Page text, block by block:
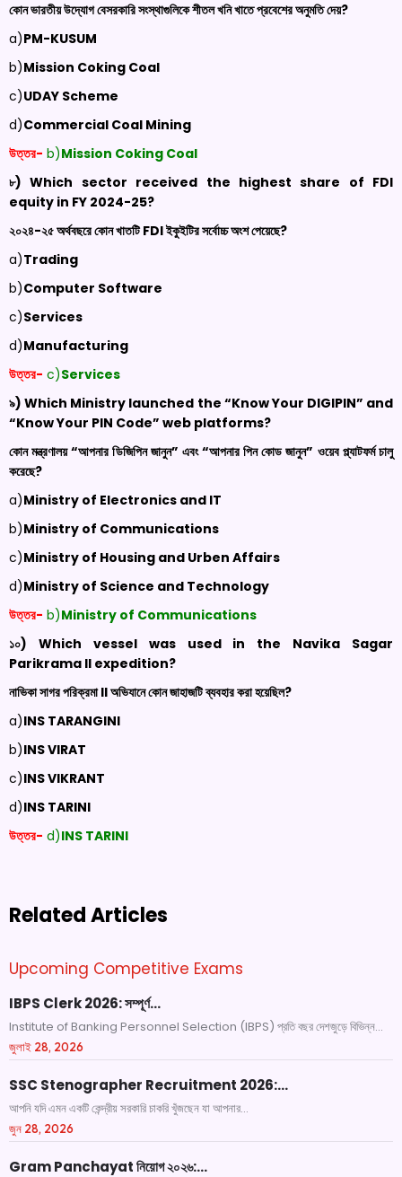
কোন ভারতীয় উদ্যোগ বেসরকারি সংস্থাগুলিকে শীতল খনি খাতে প্রবেশের অনুমতি দেয়?
a)PM-KUSUM
b)Mission Coking Coal
c)UDAY Scheme
d)Commercial Coal Mining
উত্তর- b)Mission Coking Coal
৮) Which sector received the highest share of FDI
equity in FY 2024-25?
২০২৪-২৫ অর্থবছরে কোন খাতটিFDIইকুইটির সর্বোচ্চ অংশ পেয়েছে?
a)Trading
b)Computer Software
c)Services
d)Manufacturing
উত্তর- c)Services
৯) Which Ministry launched the “Know Your DIGIPIN” and
“Know Your PIN Code” web platforms?
কোন মন্ত্রণালয় “আপনার ডিজিপিন জানুন” এবং “আপনার পিন কোড জানুন” ওয়েব প্ল্যাটফর্ম চালু
করেছে?
a)Ministry of Electronics and IT
b)Ministry of Communications
c)Ministry of Housing and Urben Affairs
d)Ministry of Science and Technology
উত্তর- b)Ministry of Communications
১০) Which vessel was used in the Navika Sagar
Parikrama II expedition?
নাভিকা সাগর পরিক্রমাIIঅভিযানে কোন জাহাজটি ব্যবহার করা হয়েছিল?
a)INS TARANGINI
b)INS VIRAT
c)INS VIKRANT
d)INS TARINI
উত্তর- d)INS TARINI
Related Articles
Upcoming Competitive Exams
IBPS Clerk 2026: সম্পূর্ণ…
Institute of Banking Personnel Selection (IBPS) প্রতি বছর দেশজুড়ে বিভিন্ন...
জুলাই 28, 2026
SSC Stenographer Recruitment 2026:…
আপনি যদি এমন একটি কেন্দ্রীয় সরকারি চাকরি খুঁজছেন যা আপনার...
জুন 28, 2026
Gram Panchayat নিয়োগ ২০২৬:…